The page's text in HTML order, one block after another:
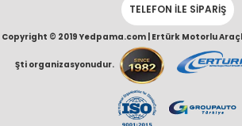
TELEFON İLE SİPARİŞ
Copyright © 2019 Yedpama.com | Ertürk Motorlu
Şti organizasyonudur.